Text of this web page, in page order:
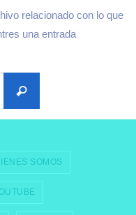
relacionado con lo que
una entrada
Buscar
SOMOS